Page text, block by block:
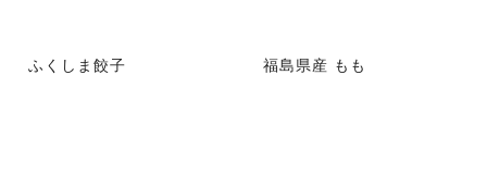
ふくしま餃子 福島県産 もも